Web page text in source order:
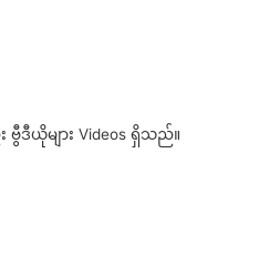
ဗွီဒီယိုများ Videos ရှိသည်။